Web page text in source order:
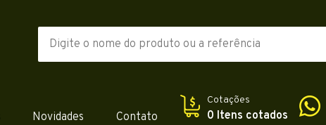
Novidades Contato
Cotações
0 Itens cotados